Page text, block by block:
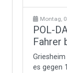
Montag,
POL-
Fahrer
es gegen